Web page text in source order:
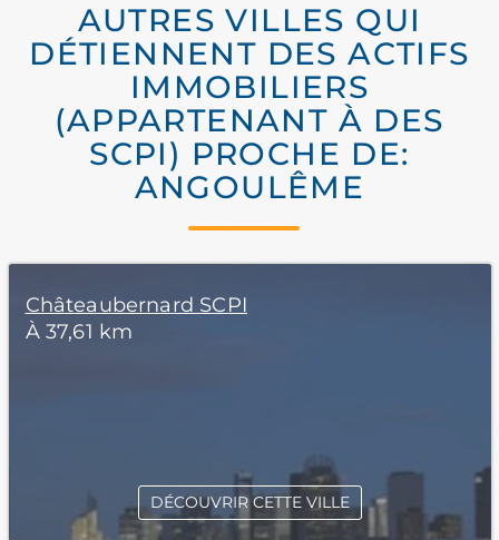
AUTRES VILLES QUI
DÉTIENNENT DES ACTIFS
IMMOBILIERS
(APPARTENANT À DES
SCPI) PROCHE DE:
ANGOULÊME
Châteaubernard SCPI
À 37,61 km
DÉCOUVRIR CETTE VILLE